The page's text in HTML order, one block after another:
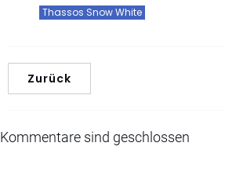
Thassos Snow White
Zurück
Kommentare sind geschlossen